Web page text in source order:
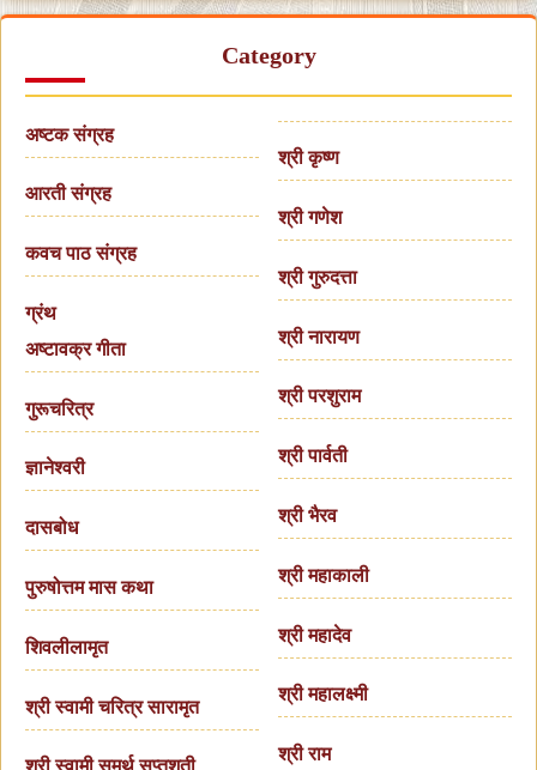
Category
अष्टक संग्रह
आरती संग्रह
कवच पाठ संग्रह
ग्रंथ
अष्टावक्र गीता
गुरूचरित्र
ज्ञानेश्वरी
दासबोध
पुरुषोत्तम मास कथा
शिवलीलामृत
श्री स्वामी चरित्र सारामृत
श्री कृष्ण
श्री गणेश
श्री गुरुदत्ता
श्री नारायण
श्री परशुराम
श्री पार्वती
श्री भैरव
श्री महाकाली
श्री महादेव
श्री महालक्ष्मी
श्री राम